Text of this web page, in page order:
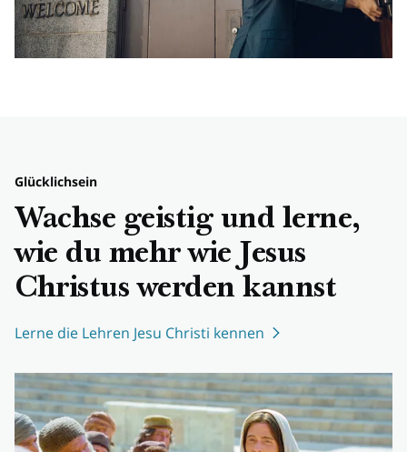
Glücklichsein
Wachse geistig und lerne,
wie du mehr wie Jesus
Christus werden kannst
Lerne die Lehren Jesu Christi kennen